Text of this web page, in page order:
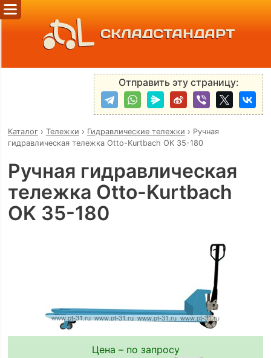
СКЛАДСТАНДАРТ
Отправить эту страницу:
Каталог› Тележки › Гидравлические тележки › Ручная
гидравлическая тележка Otto-Kurtbach OK 35-180
Ручная гидравлическая
тележка Otto-Kurtbach
OK 35-180
Цена – по запросу